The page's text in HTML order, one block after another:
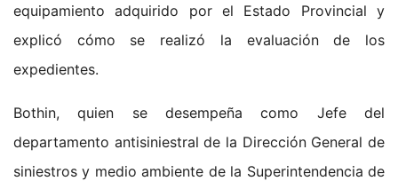
equipamiento adquirido por el Estado Provincial y
explicó cómo se realizó la evaluación de los
expedientes.
Bothin, quien se desempeña como Jefe del
departamento antisiniestral de la Dirección General de
siniestros y medio ambiente de la Superintendencia de